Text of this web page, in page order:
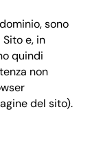
sono
e, in
quindi
non
del sito).